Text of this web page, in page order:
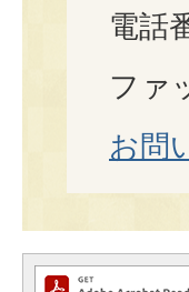
電話
ファ
お問